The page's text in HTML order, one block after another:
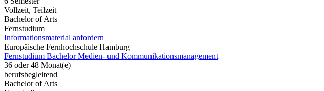
Vollzeit, Teilzeit
Bachelor of Arts
Fernstudium
Informationsmaterial anfordern
Europäische Fernhochschule Hamburg
Fernstudium Bachelor Medien- und Kommunikationsmanagement
36 oder 48 Monat(e)
berufsbegleitend
Bachelor of Arts